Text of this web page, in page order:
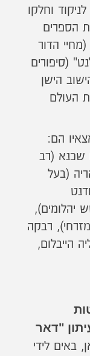
וחלקו
הספרים
הדור
(סיפורים
הישן
העולם
נפטר ב 1964 וצאצאיו הם:
שכנא (רב
(בעל
יהלומים),
רבקה
הייבלום,
"דאר
באים לידי